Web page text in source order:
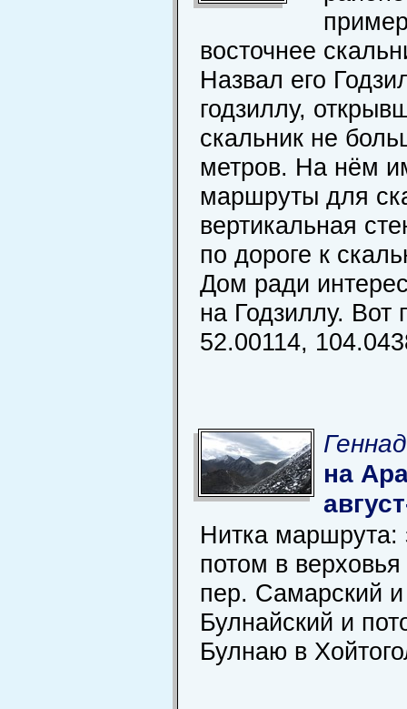
восточнее
Назвал его
годзиллу,
скальник не
метров. На нём
маршруты для
вертикальная
по дороге к
Дом ради
на Годзиллу.
52.00114,
на
Нитка маршрута:
потом в
пер. Самарский
Булнайский и
Булнаю в